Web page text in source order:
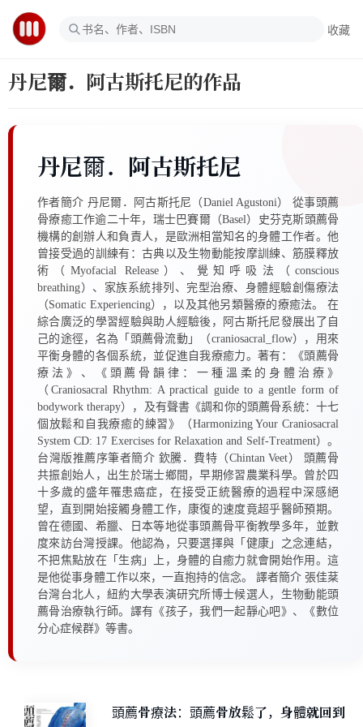
收藏
丹尼爾．阿古斯托尼的作品
丹尼爾．阿古斯托尼
作者簡介 丹尼爾．阿古斯托尼（Daniel Agustoni） 從事頭薦
骨療癒工作逾二十年，瑞士巴賽爾（Basel）史芬克斯頭薦骨
機構的創辦人和負責人，是歐洲相當知名的身體工作者。他
曾接受過的訓練有：古典以及生物動能按摩訓練、筋膜釋放
術（Myofacial Release）、覺知呼吸法（conscious
breathing）、家族系統排列、完型治療、身體經驗創傷療法
（Somatic Experiencing），以及其他另類醫療的療癒法。 在
綜合廣泛的學習經驗與助人經驗後，阿古斯托尼發展出了自
己的途徑，名為「頭薦骨流動」（craniosacral_flow），用來
平衡身體的各個系統，並促進自我療癒力。著有：《頭薦骨
療法》、《頭薦骨韻律：一種溫柔的身體治療》
（Craniosacral Rhythm: A practical guide to a gentle form of
bodywork therapy），及有聲書《調和你的頭薦骨系統：十七
個放鬆和自我療癒的練習》（Harmonizing Your Craniosacral
System CD: 17 Exercises for Relaxation and Self-Treatment）。
台灣版推薦序筆者簡介 欽騰．費特（Chintan Veet） 頭薦骨
共振創始人，出生於瑞士鄉間，早期修習農業科學。曾於四
十多歲的盛年罹患癌症，在接受正統醫療的過程中深感絕
望，直到開始接觸身體工作，康復的速度竟超乎醫師預期。
曾在德國、希臘、日本等地從事頭薦骨平衡教學多年，並數
度來訪台灣授課。他認為，只要選擇與「健康」之念連結，
不把焦點放在「生病」上，身體的自癒力就會開始作用。這
是他從事身體工作以來，一直抱持的信念。 譯者簡介 張佳棻
台灣台北人，紐約大學表演研究所博士候選人，生物動能頭
薦骨治療執行師。譯有《孩子，我們一起靜心吧》、《數位
分心症候群》等書。
頭薦骨療法：頭薦骨放鬆了，身體就回到